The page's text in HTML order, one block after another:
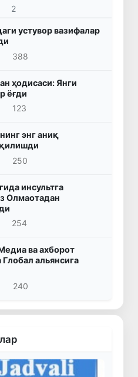
2
устувор вазифалар
388
ҳодисаси: Янги
ёғди
123
энг аниқ
250
инсультга
Олмаотадан
254
ва ахборот
альянсига
240